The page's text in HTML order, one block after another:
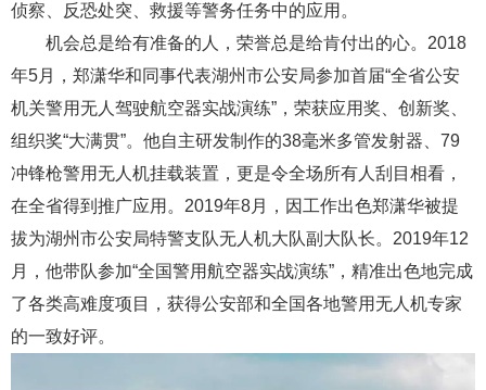
侦察、反恐处突、救援等警务任务中的应用。
机会总是给有准备的人，荣誉总是给肯付出的心。2018
年5月，郑潇华和同事代表湖州市公安局参加首届“全省公安
机关警用无人驾驶航空器实战演练”，荣获应用奖、创新奖、
组织奖“大满贯”。他自主研发制作的38毫米多管发射器、79
冲锋枪警用无人机挂载装置，更是令全场所有人刮目相看，
在全省得到推广应用。2019年8月，因工作出色郑潇华被提
拔为湖州市公安局特警支队无人机大队副大队长。2019年12
月，他带队参加“全国警用航空器实战演练”，精准出色地完成
了各类高难度项目，获得公安部和全国各地警用无人机专家
的一致好评。